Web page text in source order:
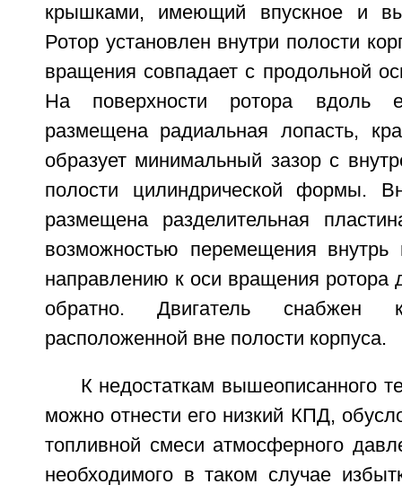
крышками, имеющий впускное и
Ротор установлен внутри полости
вращения совпадает с продольной
На поверхности ротора вдоль
размещена радиальная лопасть,
образует минимальный зазор с
полости цилиндрической формы.
размещена разделительная
возможностью перемещения внутрь
направлению к оси вращения ротора
обратно. Двигатель снабжен
расположенной вне полости корпуса.
К недостаткам вышеописанного
можно отнести его низкий КПД,
топливной смеси атмосферного
необходимого в таком случае